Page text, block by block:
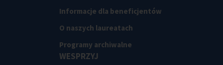
Informacje dla beneficjentów
O naszych laureatach
Programy archiwalne
WESPRZYJ